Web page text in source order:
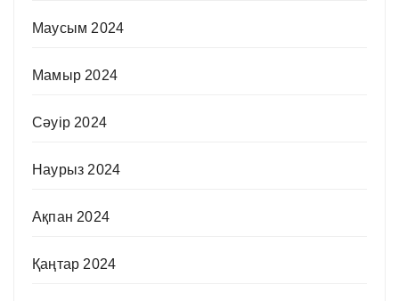
Маусым 2024
Мамыр 2024
Сәуір 2024
Наурыз 2024
Ақпан 2024
Қаңтар 2024